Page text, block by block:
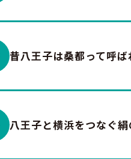
昔八王子は桑都って呼
八王子と横浜をつなぐ